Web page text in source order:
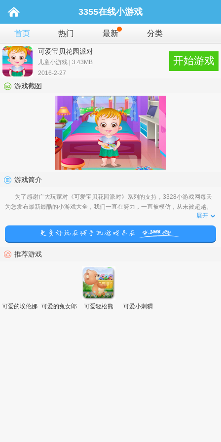
3355在线小游戏
首页 热门 最新 分类
可爱宝贝花园派对
儿童小游戏 | 3.43MB
2016-2-27
开始游戏
游戏截图
游戏简介
为了感谢广大玩家对《可爱宝贝花园派对》系列的支持，3328小游戏网每天
为您发布最新最酷的小游戏大全，我们一直在努力，一直被模仿，从未被超越。
展开
推荐游戏
可爱的埃伦娜 可爱的兔女郎 可爱轻松熊 可爱小刺猬